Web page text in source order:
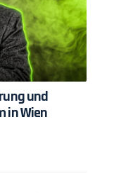
und
in Wien